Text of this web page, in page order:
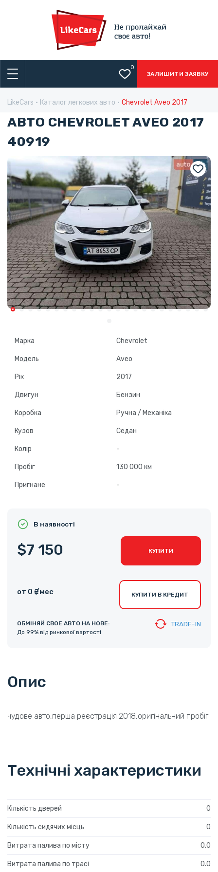
0
ЗАЛИШИТИ ЗАЯВКУ
LikeCars Каталог легкових авто Chevrolet Aveo 2017
АВТО CHEVROLET AVEO 2017
40919
Марка Chevrolet
Модель Aveo
Рік 2017
Двигун Бензин
Коробка Ручна / Механіка
Кузов Седан
Колір -
Пробіг 130 000 км
Пригнане -
В наявності
$7 150 КУПИТИ
от 0 ₴ /мес КУПИТИ В КРЕДИТ
ОБМІНЯЙ СВОЕ АВТО НА НОВЕ:
До 99% від ринкової вартості
TRADE-IN
Технічні характеристики
Кількість дверей 0
Кількість сидячих місць 0
Витрата палива по місту 0.0
Витрата палива по трасі 0.0
Опис
чудове авто,перша реєстрація 2018,оригінальний пробіг